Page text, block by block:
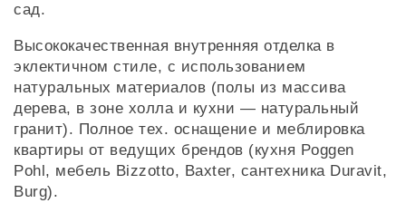
сад.
Высококачественная внутренняя отделка в
эклектичном стиле, с использованием
натуральных материалов (полы из массива
дерева, в зоне холла и кухни — натуральный
гранит). Полное тех. оснащение и меблировка
квартиры от ведущих брендов (кухня Poggen
Pohl, мебель Bizzotto, Baxter, сантехника Duravit,
Burg).